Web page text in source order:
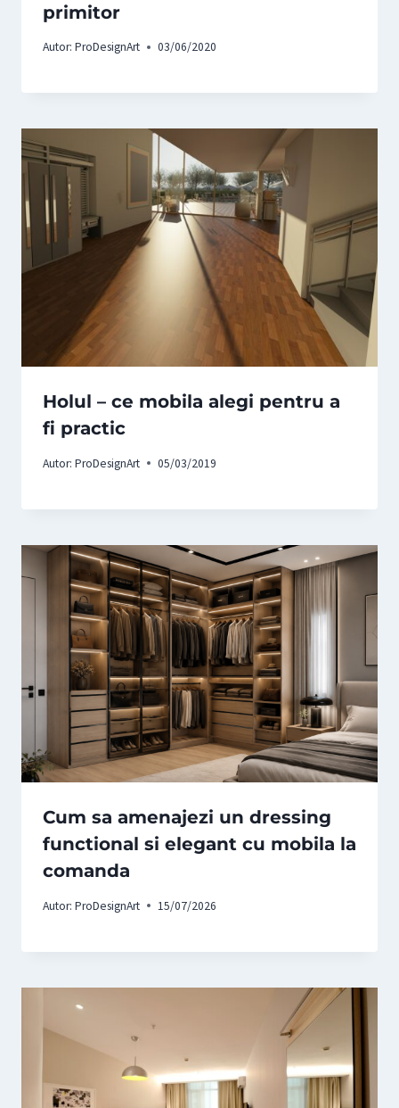
primitor
Autor: ProDesignArt 03/06/2020
Holul – ce mobila alegi pentru a
fi practic
Autor: ProDesignArt 05/03/2019
Cum sa amenajezi un dressing
functional si elegant cu mobila la
comanda
Autor: ProDesignArt 15/07/2026